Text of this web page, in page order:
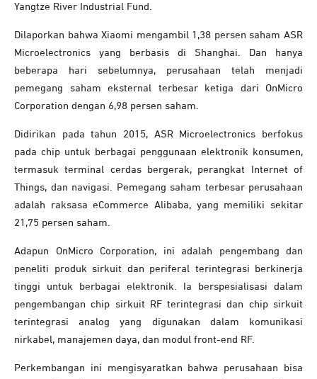
Yangtze River Industrial Fund.
Dilaporkan bahwa Xiaomi mengambil 1,38 persen saham ASR
Microelectronics yang berbasis di Shanghai. Dan hanya
beberapa hari sebelumnya, perusahaan telah menjadi
pemegang saham eksternal terbesar ketiga dari OnMicro
Corporation dengan 6,98 persen saham.
Didirikan pada tahun 2015, ASR Microelectronics berfokus
pada chip untuk berbagai penggunaan elektronik konsumen,
termasuk terminal cerdas bergerak, perangkat Internet of
Things, dan navigasi. Pemegang saham terbesar perusahaan
adalah raksasa eCommerce Alibaba, yang memiliki sekitar
21,75 persen saham.
Adapun OnMicro Corporation, ini adalah pengembang dan
peneliti produk sirkuit dan periferal terintegrasi berkinerja
tinggi untuk berbagai elektronik. Ia berspesialisasi dalam
pengembangan chip sirkuit RF terintegrasi dan chip sirkuit
terintegrasi analog yang digunakan dalam komunikasi
nirkabel, manajemen daya, dan modul front-end RF.
Perkembangan ini mengisyaratkan bahwa perusahaan bisa